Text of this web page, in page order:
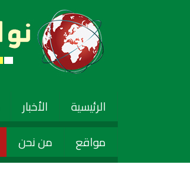
الرئيسية الأخبار
مواقع
من نحن